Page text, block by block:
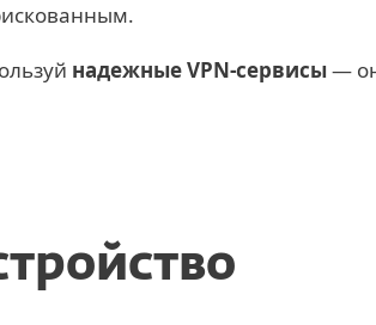
надежные VPN-сервисы—